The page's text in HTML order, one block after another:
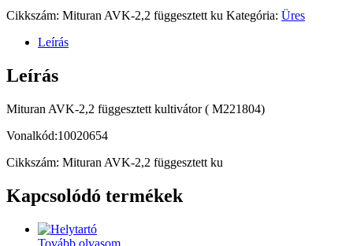
Cikkszám: Mituran AVK-2,2 függesztett ku Kategória: Üres
Leírás
Leírás
Mituran AVK-2,2 függesztett kultivátor ( M221804)
Vonalkód:10020654
Cikkszám: Mituran AVK-2,2 függesztett ku
Kapcsolódó termékek
Tovább olvasom